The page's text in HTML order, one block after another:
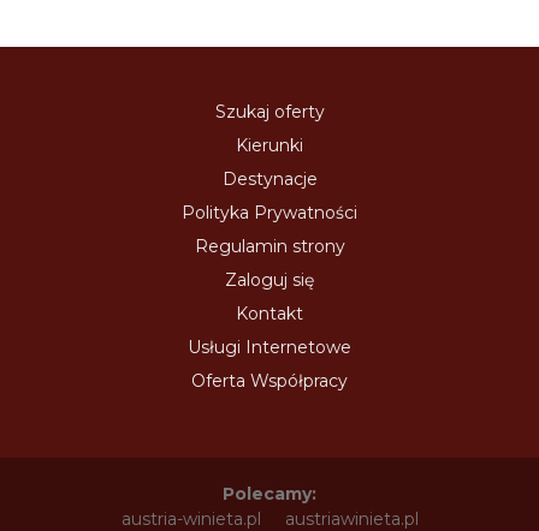
Szukaj oferty
Kierunki
Destynacje
Polityka Prywatności
Regulamin strony
Zaloguj się
Kontakt
Usługi Internetowe
Oferta Współpracy
Polecamy:
austria-winieta.pl
austriawinieta.pl